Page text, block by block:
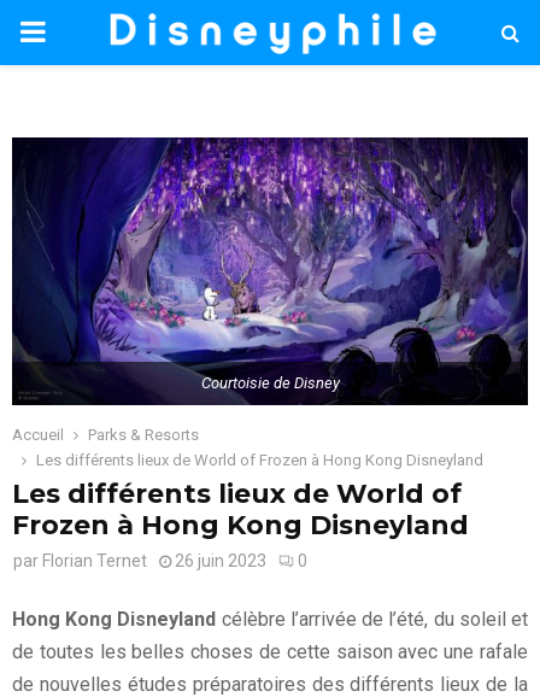
PRIMARY
Courtoisie de Disney
Accueil
Parks & Resorts
Les différents lieux de World of Frozen à Hong Kong Disneyland
Les différents lieux de World of
Frozen à Hong Kong Disneyland
par Florian Ternet 26 juin 2023 0
Hong Kong Disneyland célèbre l’arrivée de l’été, du soleil et
de toutes les belles choses de cette saison avec une rafale
de nouvelles études préparatoires des différents lieux de la